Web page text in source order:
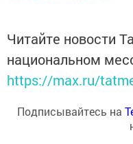
Читайте новости
национальном
https://max.ru/
Подписывайтесь на